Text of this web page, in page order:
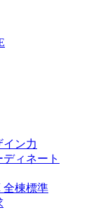
ン力
ィネート
全棟標準